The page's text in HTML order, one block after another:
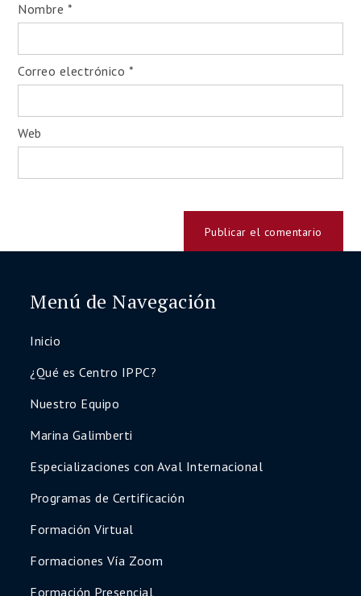
Nombre *
Correo electrónico *
Web
Menú de Navegación
Inicio
¿Qué es Centro IPPC?
Nuestro Equipo
Marina Galimberti
Especializaciones con Aval Internacional
Programas de Certificación
Formación Virtual
Formaciones Vía Zoom
Formación Presencial
cualquier lugar:
Racional Emotiva Conductual (TREC)
Cognitivo-Conductual
Accedé a todo el contenido de inmediato,
profesionales al finalizar.
Asegurá tu lugar hoy y potenciá tu
ahora!